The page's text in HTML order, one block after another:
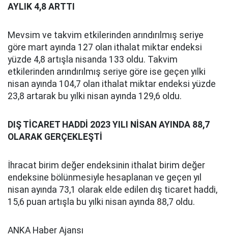
AYLIK 4,8 ARTTI
Mevsim ve takvim etkilerinden arındırılmış seriye
göre mart ayında 127 olan ithalat miktar endeksi
yüzde 4,8 artışla nisanda 133 oldu. Takvim
etkilerinden arındırılmış seriye göre ise geçen yılki
nisan ayında 104,7 olan ithalat miktar endeksi yüzde
23,8 artarak bu yılki nisan ayında 129,6 oldu.
DIŞ TİCARET HADDİ 2023 YILI NİSAN AYINDA 88,7
OLARAK GERÇEKLEŞTİ
İhracat birim değer endeksinin ithalat birim değer
endeksine bölünmesiyle hesaplanan ve geçen yıl
nisan ayında 73,1 olarak elde edilen dış ticaret haddi,
15,6 puan artışla bu yılki nisan ayında 88,7 oldu.
ANKA Haber Ajansı